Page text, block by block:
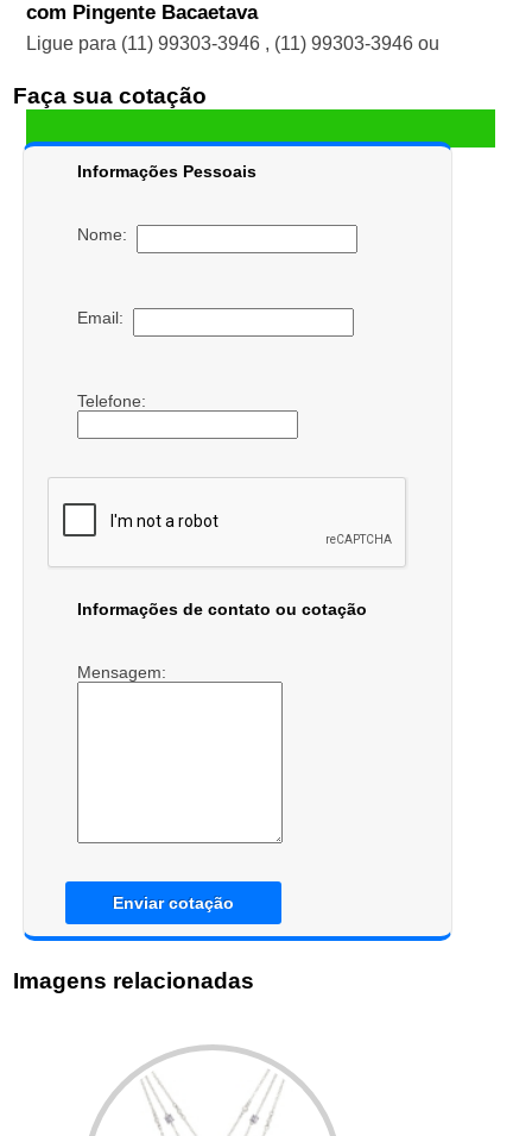
com Pingente Bacaetava
Ligue para (11) 99303-3946 , (11) 99303-3946 ou
Faça sua cotação
Informações Pessoais
Nome:
Email:
Telefone:
Informações de contato ou cotação
Mensagem:
Enviar cotação
Imagens relacionadas